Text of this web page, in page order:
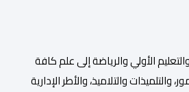
الأولي والریاضة إلى علم كافة
والتلمیذات والتلامیذ، والأطر الإداریة